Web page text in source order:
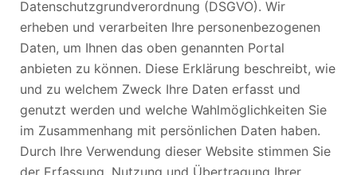
Datenschutzgrundverordnung (DSGVO). Wir
erheben und verarbeiten Ihre personenbezogenen
Daten, um Ihnen das oben genannten Portal
anbieten zu können. Diese Erklärung beschreibt, wie
und zu welchem Zweck Ihre Daten erfasst und
genutzt werden und welche Wahlmöglichkeiten Sie
im Zusammenhang mit persönlichen Daten haben.
Durch Ihre Verwendung dieser Website stimmen Sie
der Erfassung, Nutzung und Übertragung Ihrer